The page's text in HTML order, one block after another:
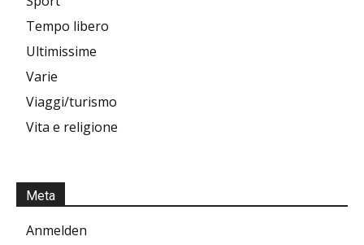
Tempo libero
Ultimissime
Varie
Viaggi/turismo
Vita e religione
Meta
Anmelden